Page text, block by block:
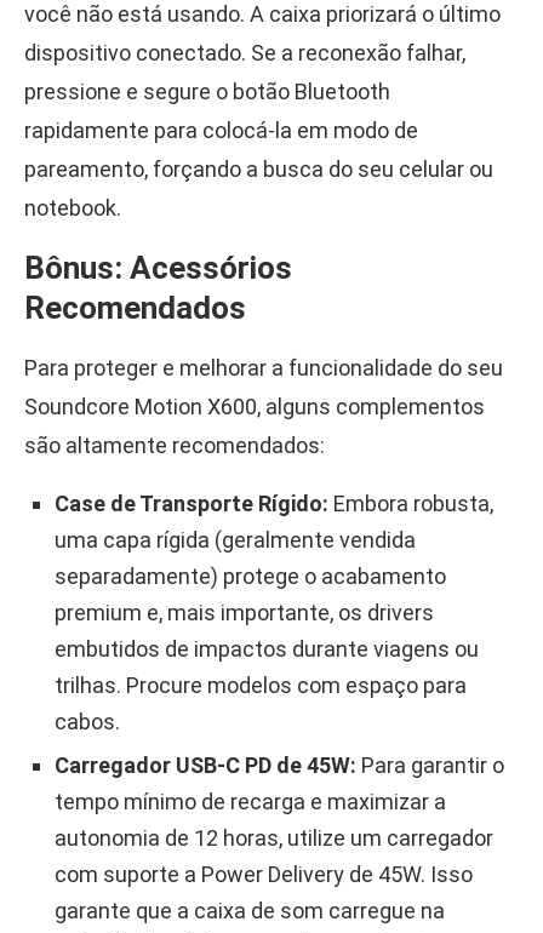
você não está usando. A caixa priorizará o último
dispositivo conectado. Se a reconexão falhar,
pressione e segure o botão Bluetooth
rapidamente para colocá-la em modo de
pareamento, forçando a busca do seu celular ou
notebook.
Bônus: Acessórios
Recomendados
Para proteger e melhorar a funcionalidade do seu
Soundcore Motion X600, alguns complementos
são altamente recomendados:
Case de Transporte Rígido: Embora robusta,
uma capa rígida (geralmente vendida
separadamente) protege o acabamento
premium e, mais importante, os drivers
embutidos de impactos durante viagens ou
trilhas. Procure modelos com espaço para
cabos.
Carregador USB-C PD de 45W: Para garantir o
tempo mínimo de recarga e maximizar a
autonomia de 12 horas, utilize um carregador
com suporte a Power Delivery de 45W. Isso
garante que a caixa de som carregue na